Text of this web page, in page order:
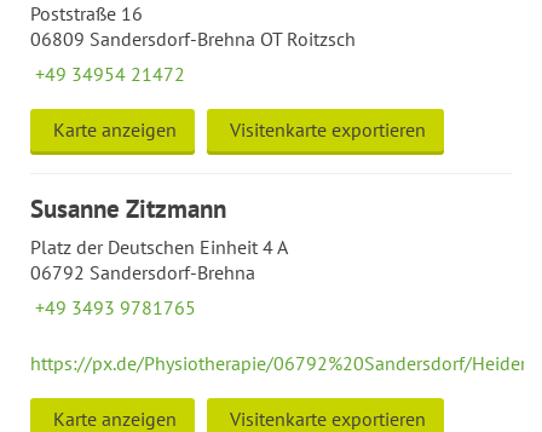
Poststraße 16
06809 Sandersdorf-Brehna OT Roitzsch
+49 34954 21472
Karte anzeigen Visitenkarte exportieren
Susanne Zitzmann
Platz der Deutschen Einheit 4 A
06792 Sandersdorf-Brehna
+49 3493 9781765
https://px.de/Physiotherapie/06792%20Sandersdorf/
Karte anzeigen Visitenkarte exportieren